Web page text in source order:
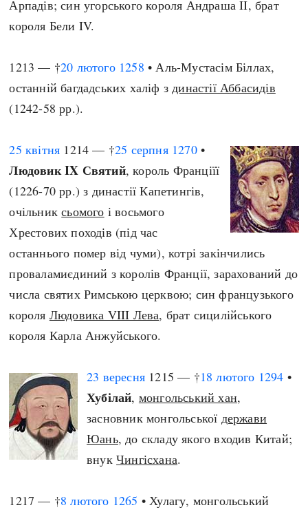
Арпадів; син угорського короля Андраша II, брат
короля Бели IV.
1213 — †20 лютого 1258 • Аль-Мустасім Біллах,
останній багдадських халіф здинастії Аббасидів
(1242-58 рр.).
25 квітня 1214 — †25 серпня 1270•
Людовик IX Святий, король Франціїї
(1226-70 рр.) з династії Капетингів,
очільниксьомого і восьмого
Хрестових походів (під час
останнього помер від чуми), котрі закінчились
проваламиєдиний з королів Франції, зарахований до
числа святих Римською церквою; син французького
короля Людовика VIII Лева, брат сицилійського
короля Карла Анжуйського.
23 вересня 1215 — †18 лютого 1294 •
Хубілай, монгольський хан,
засновник монгольської держави
Юань, до складу якого входив Китай;
внукЧингісхана.
1217 — †8 лютого 1265 • Хулагу, монгольський